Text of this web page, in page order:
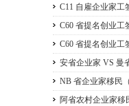
2026 暂停接收新
C11 自雇企业家工
直接永居通道）
C60 省提名创业工
/ NB 省，唯一稳
C60 省提名创业工
C11 自雇工签、
签
安省企业家 VS 曼
村企业家 VS NB
（2026 年 7 月最
NB 省企业家移民
短期创业过渡首选
阿省农村企业家移